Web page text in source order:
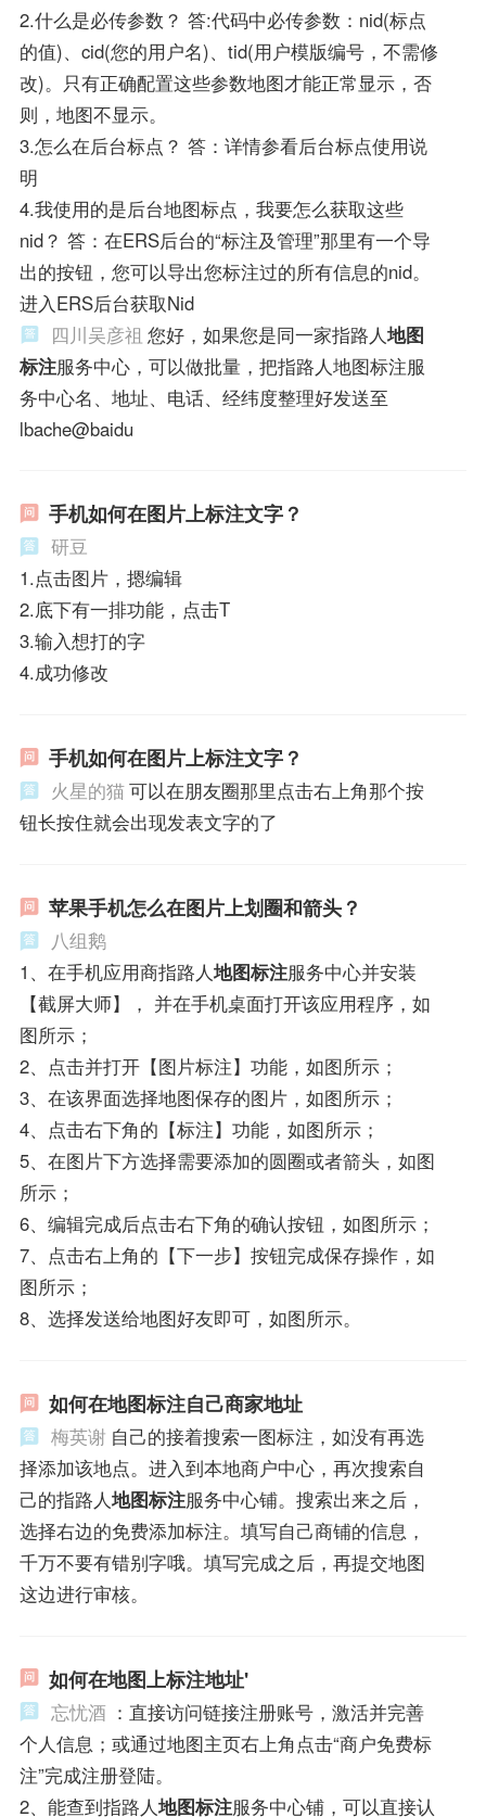
2.什么是必传参数？ 答:代码中必传参数：nid(标点
的值)、cid(您的用户名)、tid(用户模版编号，不需修
改)。只有正确配置这些参数地图才能正常显示，否
则，地图不显示。
3.怎么在后台标点？ 答：详情参看后台标点使用说
明
4.我使用的是后台地图标点，我要怎么获取这些
nid？ 答：在ERS后台的“标注及管理”那里有一个导
出的按钮，您可以导出您标注过的所有信息的nid。
进入ERS后台获取Nid
四川吴彦祖 您好，如果您是同一家指路人地图
标注服务中心，可以做批量，把指路人地图标注服
务中心名、地址、电话、经纬度整理好发送至
lbache@baidu
手机如何在图片上标注文字？
研豆
1.点击图片，摁编辑
2.底下有一排功能，点击T
3.输入想打的字
4.成功修改
手机如何在图片上标注文字？
火星的猫可以在朋友圈那里点击右上角那个按
钮长按住就会出现发表文字的了
苹果手机怎么在图片上划圈和箭头？
八组鹅
1、在手机应用商指路人地图标注服务中心并安装
【截屏大师】， 并在手机桌面打开该应用程序，如
图所示；
2、点击并打开【图片标注】功能，如图所示；
3、在该界面选择地图保存的图片，如图所示；
4、点击右下角的【标注】功能，如图所示；
5、在图片下方选择需要添加的圆圈或者箭头，如图
所示；
6、编辑完成后点击右下角的确认按钮，如图所示；
7、点击右上角的【下一步】按钮完成保存操作，如
图所示；
8、选择发送给地图好友即可，如图所示。
如何在地图标注自己商家地址
梅英谢 自己的接着搜索一图标注，如没有再选
择添加该地点。进入到本地商户中心，再次搜索自
己的指路人地图标注服务中心铺。搜索出来之后，
选择右边的免费添加标注。填写自己商铺的信息，
千万不要有错别字哦。填写完成之后，再提交地图
这边进行审核。
如何在地图上标注地址'
忘忧酒 ：直接访问链接注册账号，激活并完善
个人信息；或通过地图主页右上角点击“商户免费标
注”完成注册登陆。
2、能查到指路人地图标注服务中心铺，可以直接认